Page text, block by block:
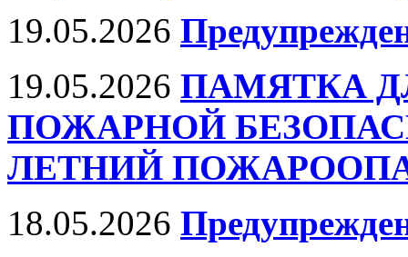
19.05.2026
19.05.2026 ПАМЯТКА
ПОЖАРНОЙ
ЛЕТНИЙ
18.05.2026